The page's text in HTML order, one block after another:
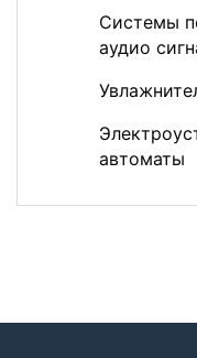
Системы
аудио
автоматы